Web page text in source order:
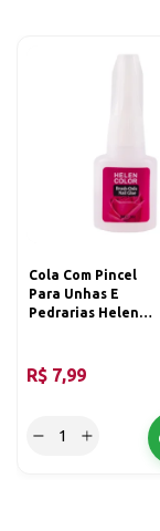
Cola Com Pincel
Para Unhas E
Pedrarias Helen
R$ 7,99